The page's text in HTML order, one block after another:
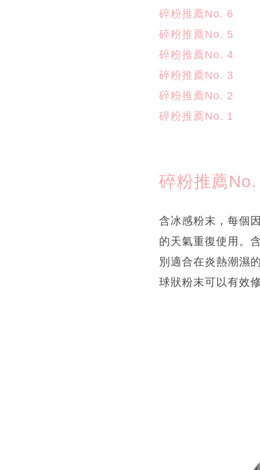
碎粉推薦No. 6
碎粉推薦No. 5
碎粉推薦No. 4
碎粉推薦No. 3
碎粉推薦No. 2
碎粉推薦No. 1
碎粉推薦No.
含冰感粉末，每個
的天氣重復使用。
別適合在炎熱潮濕
球狀粉末可以有效